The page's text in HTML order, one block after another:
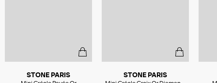
STONE PARIS STONE PARIS